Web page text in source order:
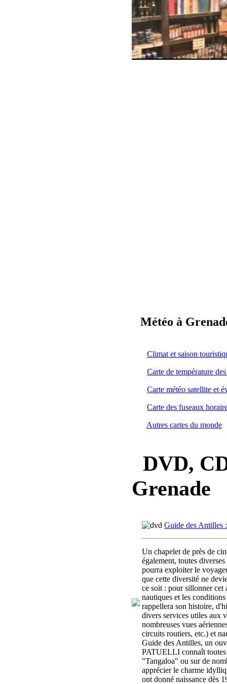
Météo à
Climat et saison
Carte de température
Carte météo satellite et
Carte des fuseaux
Autres cartes du monde
DVD,
Grenade
Guide des Antilles
Un chapelet de près de
également, toutes
pourra exploiter le
que cette diversité ne
ce soit : pour sillonner cet
nautiques et les
rappellera son histoire,
divers services utiles aux
nombreuses vues
circuits routiers, etc.) et
Guide des Antilles, un
PATUELLI connaît toutes
"Tangaloa" ou sur de
apprécier le charme
ont donné naissance dès